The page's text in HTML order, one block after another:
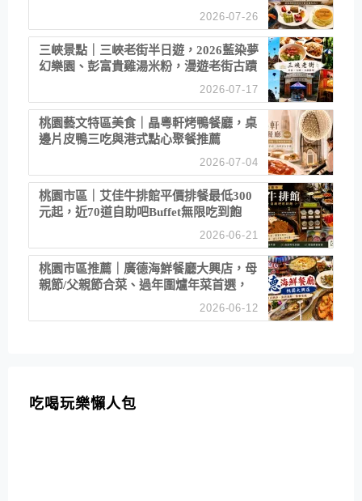
2026-07-26
三峽景點｜三峽老街半日遊，2026藍染夢
幻樂園、彭富貴雞湯米粉，漫遊老街古蹟
2026-07-17
桃園藝文特區美食｜晶粵軒烤鴨餐廳，桌
邊片皮鴨三吃與港式點心聚餐推薦
2026-07-04
桃園市區｜艾佳牛排館平價排餐最低300
元起，近70道自助吧Buffet無限吃到飽
2026-06-21
桃園市區推薦｜廣德海鮮餐廳大興店，母
親節/父親節合菜、過年圍爐年菜首選，
2026-06-12
吃喝玩樂懶人包